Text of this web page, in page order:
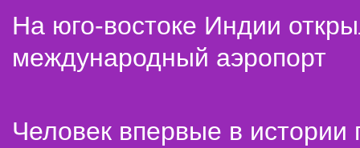
На юго-востоке Индии
международный аэропорт
Человек впервые в истории